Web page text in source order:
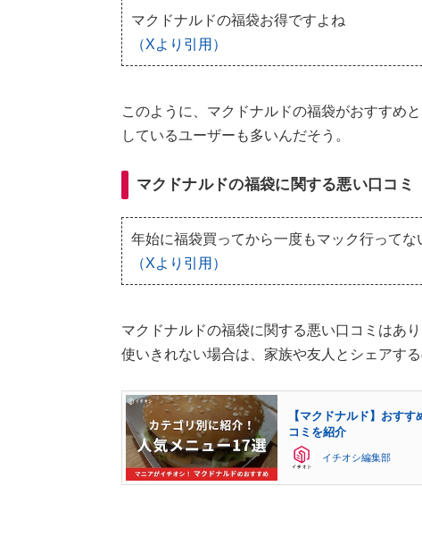
マクドナルドの福袋お得ですよね
（Xより引用）
このように、マクドナルドの福袋がおすすめ
しているユーザーも多いんだそう。
マクドナルドの福袋に関する悪い口コミ
年始に福袋買ってから一度もマック行ってな
（Xより引用）
マクドナルドの福袋に関する悪い口コミはあ
使いきれない場合は、家族や友人とシェアする
【マクドナルド】おす
コミを紹介
イチオシ編集部